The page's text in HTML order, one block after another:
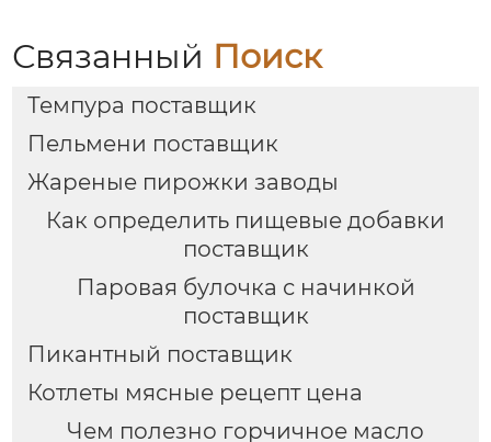
Связанный Поиск
Темпура поставщик
Пельмени поставщик
Жареные пирожки заводы
Как определить пищевые добавки
поставщик
Паровая булочка с начинкой
поставщик
Пикантный поставщик
Котлеты мясные рецепт цена
Чем полезно горчичное масло